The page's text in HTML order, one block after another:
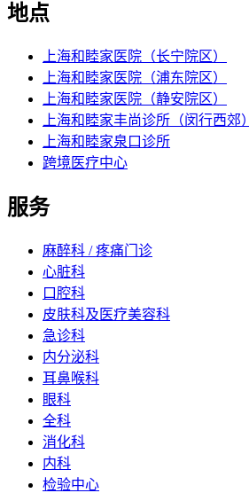
地点
上海和睦家医院（长宁院区）
上海和睦家医院（浦东院区）
上海和睦家医院（静安院区）
上海和睦家丰尚诊所（闵行西郊）
上海和睦家泉口诊所
跨境医疗中心
服务
麻醉科 / 疼痛门诊
心脏科
口腔科
皮肤科及医疗美容科
急诊科
内分泌科
耳鼻喉科
眼科
全科
消化科
内科
检验中心